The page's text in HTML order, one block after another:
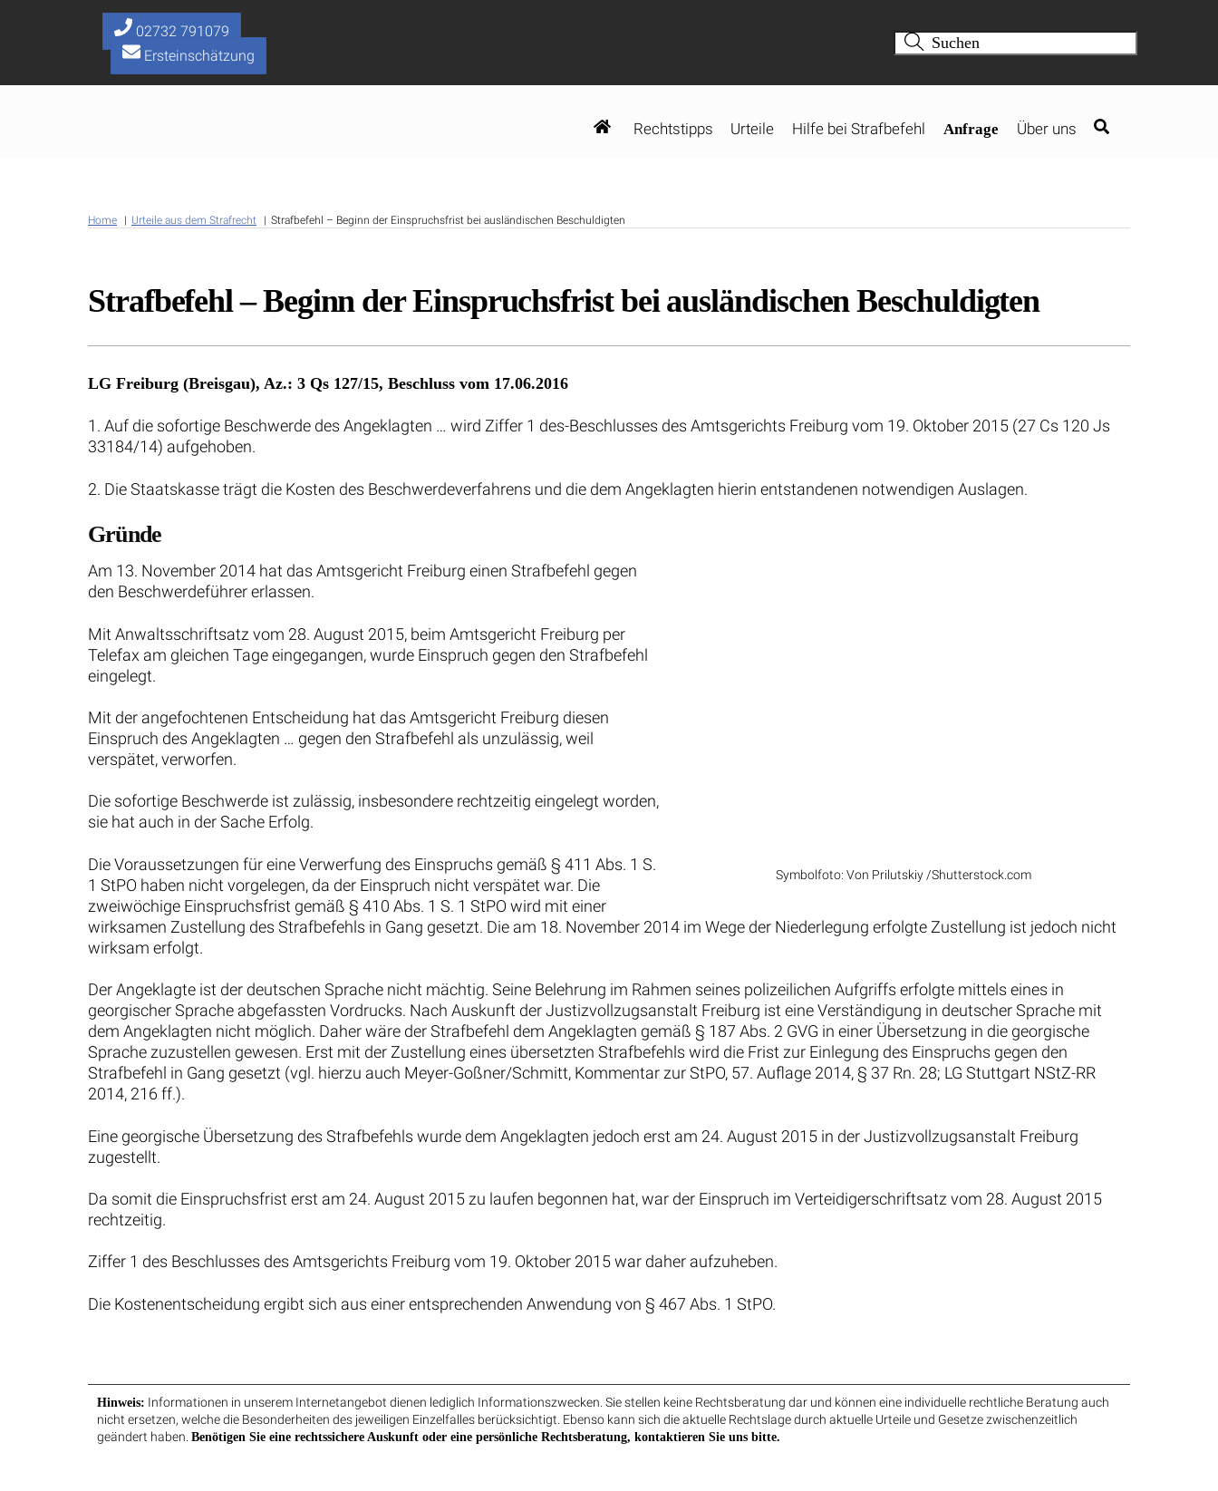
02732 791079
Ersteinschätzung
Rechtstipps Urteile Hilfe bei Strafbefehl Anfrage Über uns
Home Urteile aus dem Strafrecht Strafbefehl – Beginn der Einspruchsfrist bei ausländischen Beschuldigten
Strafbefehl – Beginn der Einspruchsfrist bei ausländischen Beschuldigten
LG Freiburg (Breisgau), Az.: 3 Qs 127/15, Beschluss vom 17.06.2016
1. Auf die sofortige Beschwerde des Angeklagten … wird Ziffer 1 des-Beschlusses des Amtsgerichts Freiburg vom 19. Oktober 2015 (27 Cs 120 Js
33184/14) aufgehoben.
2. Die Staatskasse trägt die Kosten des Beschwerdeverfahrens und die dem Angeklagten hierin entstandenen notwendigen Auslagen.
Gründe
Symbolfoto: Von Prilutskiy /Shutterstock.com
Am 13. November 2014 hat das Amtsgericht Freiburg einen Strafbefehl gegen
den Beschwerdeführer erlassen.
Mit Anwaltsschriftsatz vom 28. August 2015, beim Amtsgericht Freiburg per
Telefax am gleichen Tage eingegangen, wurde Einspruch gegen den Strafbefehl
eingelegt.
Mit der angefochtenen Entscheidung hat das Amtsgericht Freiburg diesen
Einspruch des Angeklagten … gegen den Strafbefehl als unzulässig, weil
verspätet, verworfen.
Die sofortige Beschwerde ist zulässig, insbesondere rechtzeitig eingelegt worden,
sie hat auch in der Sache Erfolg.
Die Voraussetzungen für eine Verwerfung des Einspruchs gemäß § 411 Abs. 1 S.
1 StPO haben nicht vorgelegen, da der Einspruch nicht verspätet war. Die
zweiwöchige Einspruchsfrist gemäß § 410 Abs. 1 S. 1 StPO wird mit einer
wirksamen Zustellung des Strafbefehls in Gang gesetzt. Die am 18. November 2014 im Wege der Niederlegung erfolgte Zustellung ist jedoch nicht
wirksam erfolgt.
Der Angeklagte ist der deutschen Sprache nicht mächtig. Seine Belehrung im Rahmen seines polizeilichen Aufgriffs erfolgte mittels eines in
georgischer Sprache abgefassten Vordrucks. Nach Auskunft der Justizvollzugsanstalt Freiburg ist eine Verständigung in deutscher Sprache mit
dem Angeklagten nicht möglich. Daher wäre der Strafbefehl dem Angeklagten gemäß § 187 Abs. 2 GVG in einer Übersetzung in die georgische
Sprache zuzustellen gewesen. Erst mit der Zustellung eines übersetzten Strafbefehls wird die Frist zur Einlegung des Einspruchs gegen den
Strafbefehl in Gang gesetzt (vgl. hierzu auch Meyer-Goßner/Schmitt, Kommentar zur StPO, 57. Auflage 2014, § 37 Rn. 28; LG Stuttgart NStZ-RR
2014, 216 ff.).
Eine georgische Übersetzung des Strafbefehls wurde dem Angeklagten jedoch erst am 24. August 2015 in der Justizvollzugsanstalt Freiburg
zugestellt.
Da somit die Einspruchsfrist erst am 24. August 2015 zu laufen begonnen hat, war der Einspruch im Verteidigerschriftsatz vom 28. August 2015
rechtzeitig.
Ziffer 1 des Beschlusses des Amtsgerichts Freiburg vom 19. Oktober 2015 war daher aufzuheben.
Die Kostenentscheidung ergibt sich aus einer entsprechenden Anwendung von § 467 Abs. 1 StPO.
Hinweis: Informationen in unserem Internetangebot dienen lediglich Informationszwecken. Sie stellen keine Rechtsberatung dar und können eine individuelle rechtliche Beratung auch
nicht ersetzen, welche die Besonderheiten des jeweiligen Einzelfalles berücksichtigt. Ebenso kann sich die aktuelle Rechtslage durch aktuelle Urteile und Gesetze zwischenzeitlich
geändert haben. Benötigen Sie eine rechtssichere Auskunft oder eine persönliche Rechtsberatung, kontaktieren Sie uns bitte.